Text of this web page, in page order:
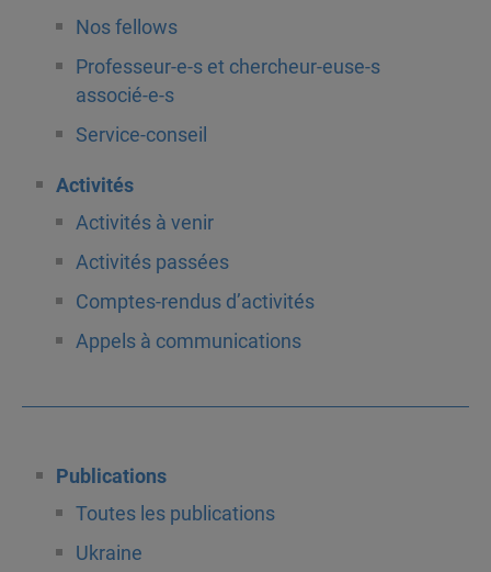
Nos fellows
Professeur-e-s et chercheur-euse-s
associé-e-s
Service-conseil
Activités
Activités à venir
Activités passées
Comptes-rendus d’activités
Appels à communications
Publications
Toutes les publications
Ukraine